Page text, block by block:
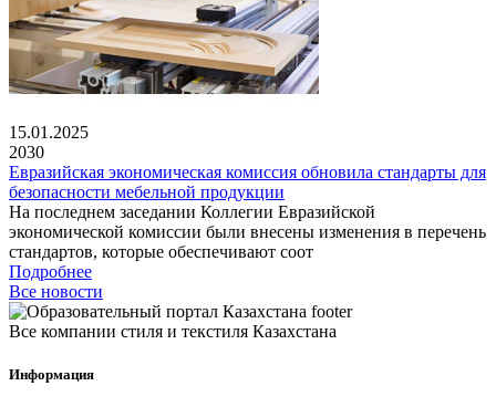
15.01.2025
2030
Евразийская экономическая комиссия обновила стандарты для
безопасности мебельной продукции
На последнем заседании Коллегии Евразийской
экономической комиссии были внесены изменения в перечень
стандартов, которые обеспечивают соот
Подробнее
Все новости
Все компании стиля и текстиля Казахстана
Информация